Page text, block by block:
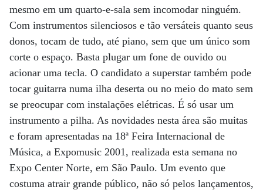
mesmo em um quarto-e-sala sem incomodar ninguém.
Com instrumentos silenciosos e tão versáteis quanto seus
donos, tocam de tudo, até piano, sem que um único som
corte o espaço. Basta plugar um fone de ouvido ou
acionar uma tecla. O candidato a superstar também pode
tocar guitarra numa ilha deserta ou no meio do mato sem
se preocupar com instalações elétricas. É só usar um
instrumento a pilha. As novidades nesta área são muitas
e foram apresentadas na 18ª Feira Internacional de
Música, a Expomusic 2001, realizada esta semana no
Expo Center Norte, em São Paulo. Um evento que
costuma atrair grande público, não só pelos lançamentos,